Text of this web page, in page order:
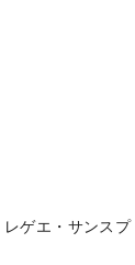
ゲエ・サンスプ